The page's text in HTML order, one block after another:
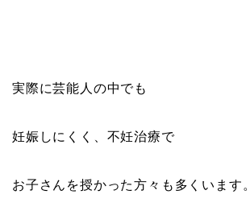
実際に芸能人の中でも
妊娠しにくく、不妊治療で
お子さんを授かった方々も多くいます。